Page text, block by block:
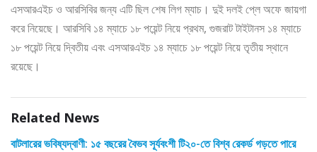
এসআরএইচ ও আরসিবির জন্য এটি ছিল শেষ লিগ ম্যাচ। দুই দলই প্লে অফে জায়গা
করে নিয়েছে। আরসিবি ১৪ ম্যাচে ১৮ পয়েন্ট নিয়ে প্রথম, গুজরাট টাইটানস ১৪ ম্যাচে
১৮ পয়েন্ট নিয়ে দ্বিতীয় এবং এসআরএইচ ১৪ ম্যাচে ১৮ পয়েন্ট নিয়ে তৃতীয় স্থানে
রয়েছে।
Related News
বাটলারের ভবিষ্যদ্বাণী: ১৫ বছরের বৈভব সূর্যবংশী টি২০-তে বিশ্ব রেকর্ড গড়তে পারে